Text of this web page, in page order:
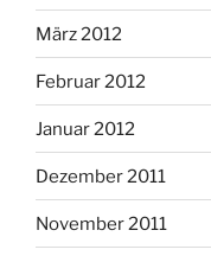
März 2012
Februar 2012
Januar 2012
Dezember 2011
November 2011